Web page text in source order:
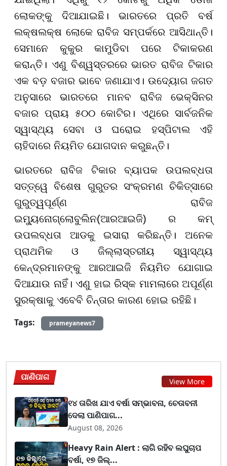
ଲୋକଙ୍କୁ ଦିଆଯାଇଛି। ଭାରତରେ ପ୍ରତି ବର୍ଷ
ଲକ୍ଷଲକ୍ଷ ଲୋକେ ରାବିଜ ସମ୍ପର୍କରେ ଆସିଥାନ୍ତି।
ସେମାନେ କୁକୁର କାମୁଡିବା ପରେ ଟିକାକରଣ
କରାନ୍ତି। ଏଣୁ ବିଶ୍ୱସ୍ତରରେ ଭାରତ ରାବିଜ ଟିକାର
ଏକ ବଡ଼ ବଜାର ଭାବେ ଜଣାଯାଏ। ଉଦ୍ୟୋଗ ଜଗତ
ଅନୁସାରେ ଭାରତରେ ମାନବ ରାବିଜ ଭେକ୍ସିନର
ବଜାର ପ୍ରାୟ ୫୦୦ କୋଟିର। ଏଥିରେ ସାର୍ବଜନିକ
ସ୍ୱାସ୍ଥ୍ୟ ସେବା ଓ ଘରୋଇ ହସ୍ପିଟାଲ ଏହି
ଚାହିଦାରେ ନିୟମିତ ଯୋଗଦାନ କରୁଛନ୍ତି।
ଭାରତରେ ରାବିଜ ଟିକାର ବ୍ୟାପକ ଉପଲବ୍ଧତା
ସତ୍ତ୍ୱେ ବିଶେଷ ଗୁରୁତର ସଂକ୍ରମଣ ଚିକିତ୍ସାରେ
ଗୁରୁତ୍ୱପୂର୍ଣ୍ଣ ରାବିଜ
ଇମ୍ୟୁନୋଗ୍ଲୋବୁଲିନ(ଆରଆଇଜି) ର କମ୍
ଉପଲବ୍ଧତା ଆଡକୁ ଇସାରା କରିଛନ୍ତି। ଅନେକ
ପ୍ରାଥମିକ ଓ ଜିଲ୍ଲାସ୍ତରୀୟ ସ୍ୱାସ୍ଥ୍ୟ
କେନ୍ଦ୍ରମାନଙ୍କୁ ଆରଆଇଜି ନିୟମିତ ଯୋଗାଇ
ଦିଆଯାଉ ନାହିଁ। ଏଣୁ ହାଇ ରିସ୍କ ମାମଲାରେ ଅପୂର୍ଣ୍ଣ
ସୁରକ୍ଷାକୁ ଏବେବି ଚିନ୍ତାର କାରଣ ହୋଇ ରହିଛି।
Tags:
prameyanews7
ପାଣିପାଗ View More
୧୪ ତାରିଖ ଯାଏ ବର୍ଷା ସମ୍ଭାବନା, ଚେତାବନୀ
ଦେଲା ପାଣିପାଗ...
August 08, 2026
Heavy Rain Alert : ଲାଗି ରହିବ ଲଘୁଚାପ
ବର୍ଷା, ୧୭ ଜିଲ୍...